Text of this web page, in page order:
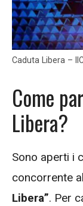
Caduta Libera –
Come
Libera?
Sono aperti i
concorrente
Libera”. Per